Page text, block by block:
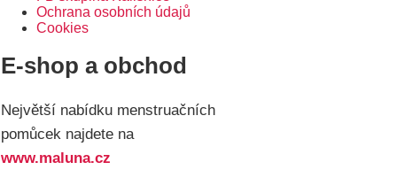
Ochrana osobních údajů
Cookies
E-shop a obchod
Největší nabídku menstruačních
pomůcek najdete na
www.maluna.cz